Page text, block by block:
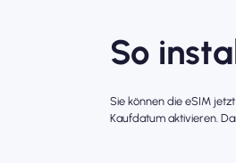
So
Sie können die eSIM
Kaufdatum aktivieren.